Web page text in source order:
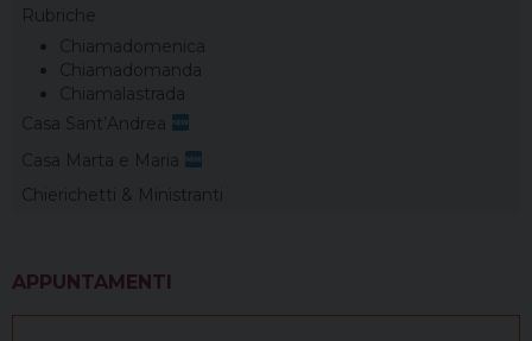
Rubriche
Chiamadomenica
Chiamadomanda
Chiamalastrada
Casa Sant’Andrea
Casa Marta e Maria
Chierichetti & Ministranti
APPUNTAMENTI